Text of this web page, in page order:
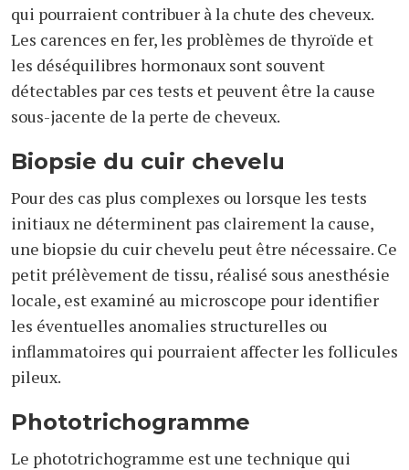
qui pourraient contribuer à la chute des cheveux.
Les carences en fer, les problèmes de thyroïde et
les déséquilibres hormonaux sont souvent
détectables par ces tests et peuvent être la cause
sous-jacente de la perte de cheveux.
Biopsie du cuir chevelu
Pour des cas plus complexes ou lorsque les tests
initiaux ne déterminent pas clairement la cause,
une biopsie du cuir chevelu peut être nécessaire. Ce
petit prélèvement de tissu, réalisé sous anesthésie
locale, est examiné au microscope pour identifier
les éventuelles anomalies structurelles ou
inflammatoires qui pourraient affecter les follicules
pileux.
Phototrichogramme
Le phototrichogramme est une technique qui